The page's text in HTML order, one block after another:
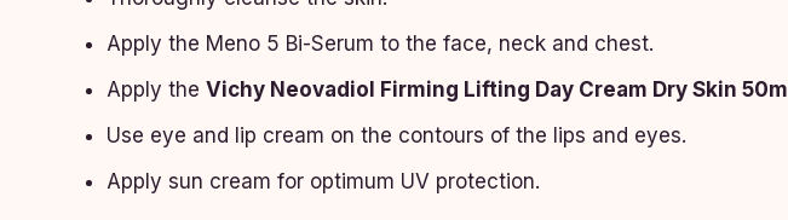
Apply the Meno 5 Bi-Serum to the face, neck and chest.
Apply the Vichy Neovadiol Firming Lifting Day Cream Dry Skin 50ml
Use eye and lip cream on the contours of the lips and eyes.
Apply sun cream for optimum UV protection.